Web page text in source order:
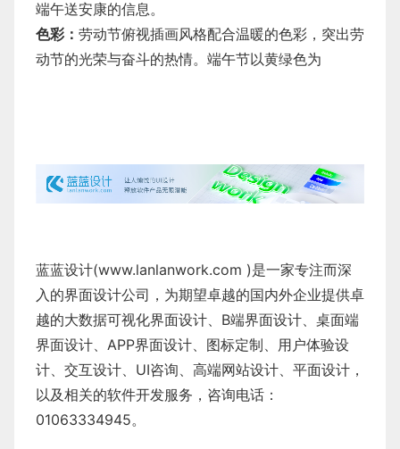
端午送安康的信息。
色彩： 劳动节俯视插画风格配合温暖的色彩，突出劳
动节的光荣与奋斗的热情。端午节以黄绿色为
蓝蓝设计(www.lanlanwork.com )是一家专注而深
入的界面设计公司，为期望卓越的国内外企业提供卓
越的大数据可视化界面设计、 B端界面设计、 桌面端
界面设计、 APP界面设计、 图标定制、 用户体验设
计、 交互设计、 UI咨询、 高端网站设计、 平面设计 ，
以及相关的软件开发服务，咨询电话：
01063334945。